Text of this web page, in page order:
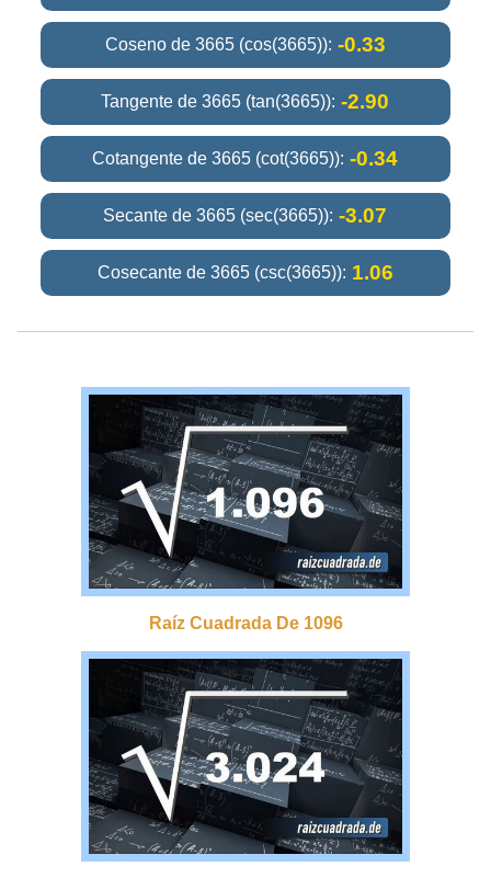
Coseno de 3665 (cos(3665)): -0.33
Tangente de 3665 (tan(3665)): -2.90
Cotangente de 3665 (cot(3665)): -0.34
Secante de 3665 (sec(3665)): -3.07
Cosecante de 3665 (csc(3665)): 1.06
Raíz Cuadrada De 1096